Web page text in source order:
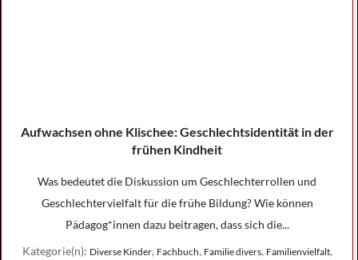
Aufwachsen ohne Klischee: Geschlechtsidentität in der
frühen Kindheit
Was bedeutet die Diskussion um Geschlechterrollen und
Geschlechtervielfalt für die frühe Bildung? Wie können
Pädagog*innen dazu beitragen, dass sich die...
Kategorie(n): Diverse Kinder, Fachbuch, Familie divers, Familienvielfalt,